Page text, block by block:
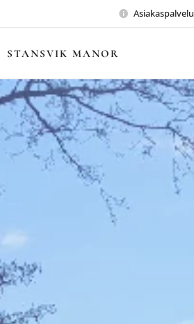
Asiakaspalvelu
STANSVIK MANOR